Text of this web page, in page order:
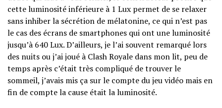
cette luminosité inférieure à 1 Lux permet de se relaxer
sans inhiber la sécrétion de mélatonine, ce qui n’est pas
le cas des écrans de smartphones qui ont une luminosité
jusqu’à 640 Lux. D’ailleurs, je l’ai souvent remarqué lors
des nuits ou j’ai joué à Clash Royale dans mon lit, peu de
temps après c’était très compliqué de trouver le
sommeil, j’avais mis ça sur le compte du jeu vidéo mais en
fin de compte la cause était la luminosité.